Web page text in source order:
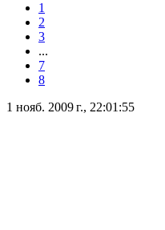
1
2
3
...
7
8
1 нояб. 2009 г., 22:01:55